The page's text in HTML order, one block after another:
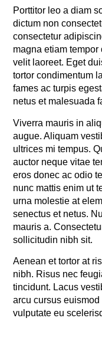
Porttitor leo a diam
dictum non
consectetur
magna etiam
velit laoreet. Eget
tortor condimentum
fames ac turpis
netus et malesuada
Viverra mauris in
augue. Aliquam
ultrices mi tempus.
auctor neque vitae
eros donec ac odio
nunc mattis enim ut
urna molestie at
senectus et netus.
mauris a.
sollicitudin nibh sit.
Aenean et tortor at
nibh. Risus nec
tincidunt. Lacus
arcu cursus
vulputate eu